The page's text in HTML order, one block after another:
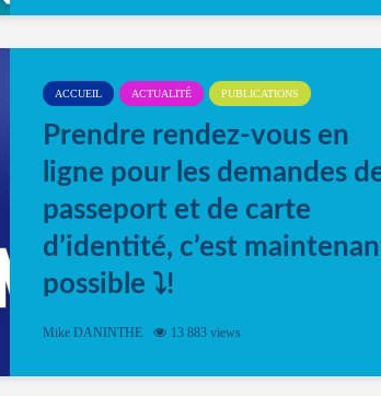
ACCUEIL ACTUALITÉ PUBLICATIONS
Prendre rendez-vous en
ligne pour les demandes
passeport et de carte
d’identité, c’est
possible ⤵️!
Désormais, il est possible de prendre rendez-
Mike DANINTHE 13 883 views